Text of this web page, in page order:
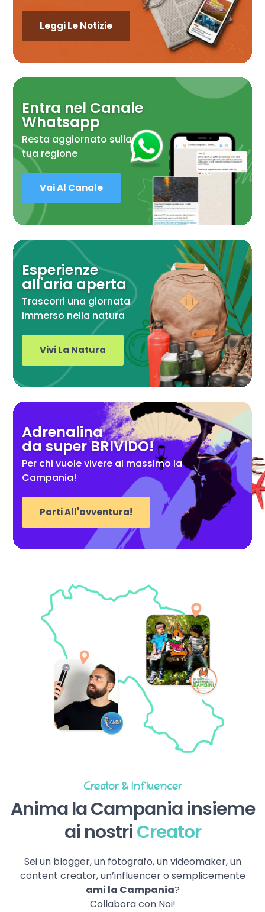
Leggi Le Notizie
Entra nel Canale
Whatsapp
Resta aggiornato sulla
tua regione
Vai Al Canale
Esperienze
all'aria aperta
Trascorri una giornata
immerso nella natura
Vivi La Natura
Adrenalina
da super BRIVIDO!
Per chi vuole vivere al massimo la
Campania!
Parti All'avventura!
Creator & Influencer
Anima la Campania insieme
ai nostriCreator
Sei un blogger, un fotografo, un videomaker, un
content creator, un’influencer o semplicemente
ami la Campania?
Collabora con Noi!